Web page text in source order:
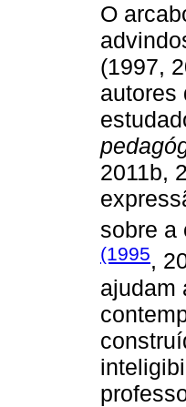
O
(1997,
autores
2011b,
sobre a
(1995,
ajudam